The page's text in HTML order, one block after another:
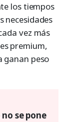
los tiempos
necesidades
vez más
premium,
ganan peso
se pone